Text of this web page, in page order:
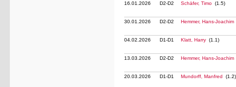
16.01.2026 D2-D2 Schäfer, Timo (1.5)
30.01.2026 D2-D2 Hemmer, Hans-Joachim
04.02.2026 D1-D1 Klatt, Harry (1.1)
13.03.2026 D2-D2 Hemmer, Hans-Joachim
20.03.2026 D1-D1 Mundorff, Manfred (1.2)